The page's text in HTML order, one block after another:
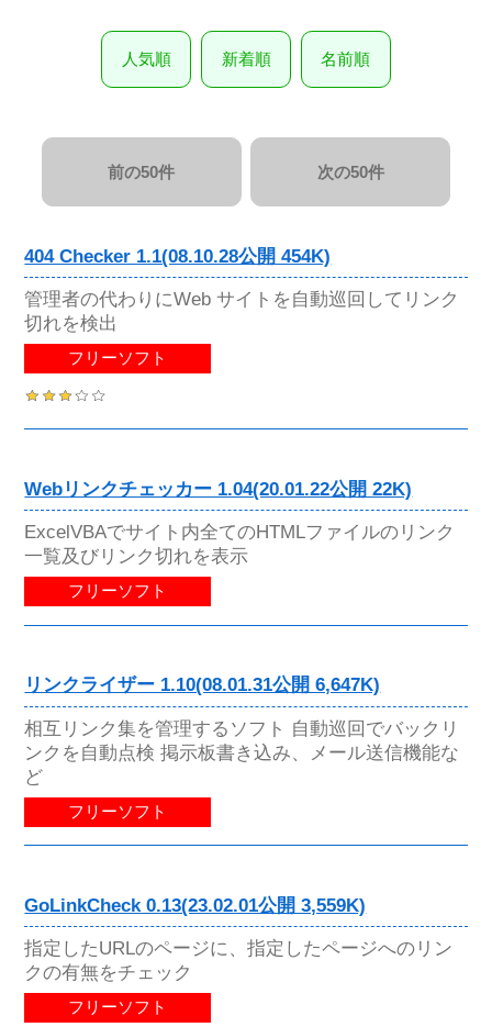
人気順 新着順 名前順
前の50件 次の50件
404 Checker 1.1(08.10.28公開 454K)
管理者の代わりにWeb サイトを自動巡回してリンク
切れを検出
フリーソフト
Webリンクチェッカー 1.04(20.01.22公開 22K)
ExcelVBAでサイト内全てのHTMLファイルのリンク
一覧及びリンク切れを表示
フリーソフト
リンクライザー 1.10(08.01.31公開 6,647K)
相互リンク集を管理するソフト 自動巡回でバックリ
ンクを自動点検 掲示板書き込み、メール送信機能な
ど
フリーソフト
GoLinkCheck 0.13(23.02.01公開 3,559K)
指定したURLのページに、指定したページへのリン
クの有無をチェック
フリーソフト